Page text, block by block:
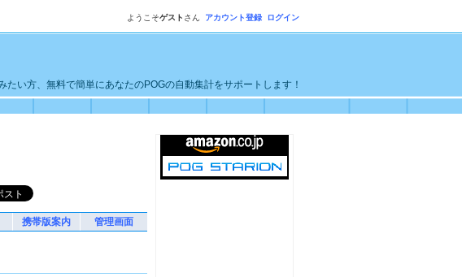
ようこそゲスト さん アカウント登録 ログイン
い方、無料で簡単にあなたのPOGの自動集計をサポートします！
携帯版案内
管理画面